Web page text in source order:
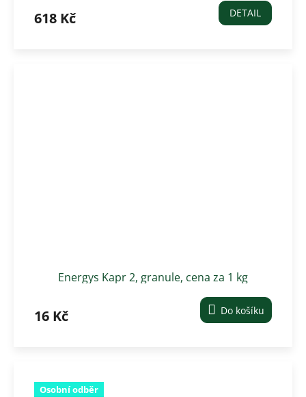
618 Kč DETAIL
Energys Kapr 2, granule, cena za 1 kg
16 Kč Do košíku
Osobní odběr